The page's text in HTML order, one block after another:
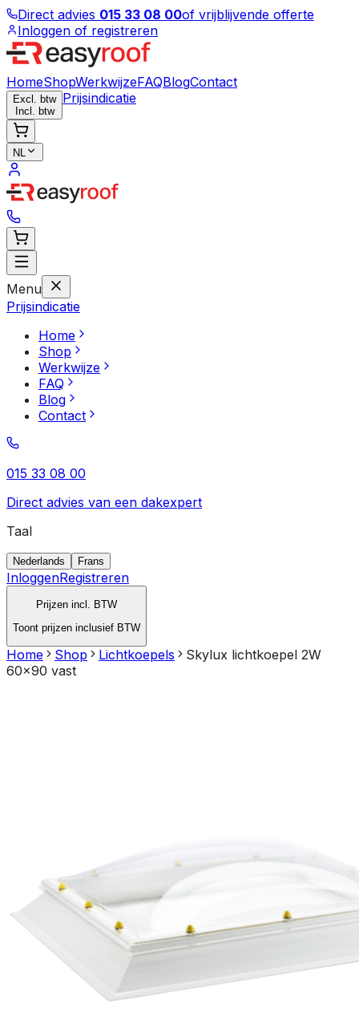
Direct advies 015 33 08 00of vrijblijvende offerte
Inloggen of registreren
HomeShopWerkwijzeFAQBlogContact
Excl. btw
Incl. btw
Prijsindicatie
NL
Menu
Prijsindicatie
Home
Shop
Werkwijze
FAQ
Blog
Contact
015 33 08 00
Direct advies van een dakexpert
Taal
Nederlands Frans
InloggenRegistreren
Prijzen incl. BTW
Toont prijzen inclusief BTW
Home Shop Lichtkoepels
Skylux lichtkoepel 2W
60x90 vast